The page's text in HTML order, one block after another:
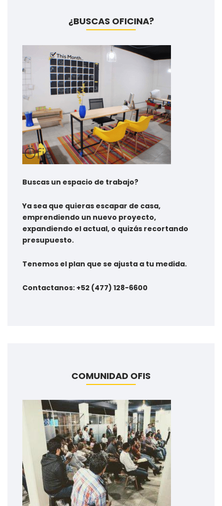
¿BUSCAS OFICINA?
Buscas un espacio de trabajo?
Ya sea que quieras escapar de casa,
emprendiendo un nuevo proyecto,
expandiendo el actual, o quizás recortando
presupuesto.
Tenemos el plan que se ajusta a tu medida.
Contactanos: +52 (477) 128-6600
COMUNIDAD OFIS